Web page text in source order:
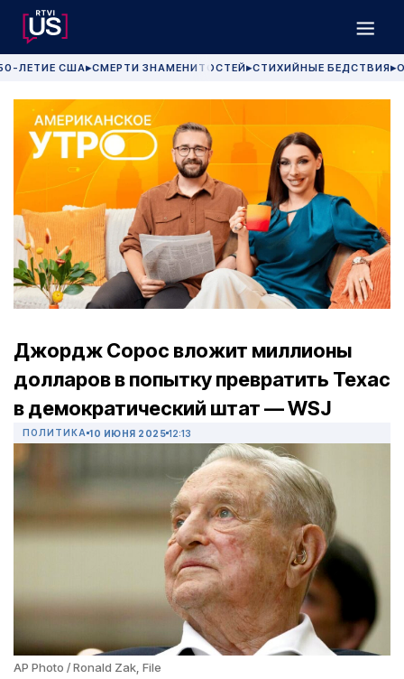
ЛЕТИЕ США▶СМЕРТИ ЗНАМЕНИТОСТЕЙ▶СТИХИЙНЫЕ БЕДСТВИЯ▶
Джордж Сорос вложит миллионы
долларов в попытку превратить Техас
в демократический штат — WSJ
ПОЛИТИКА 10 ИЮНЯ 2025 12:13
AP Photo / Ronald Zak, File